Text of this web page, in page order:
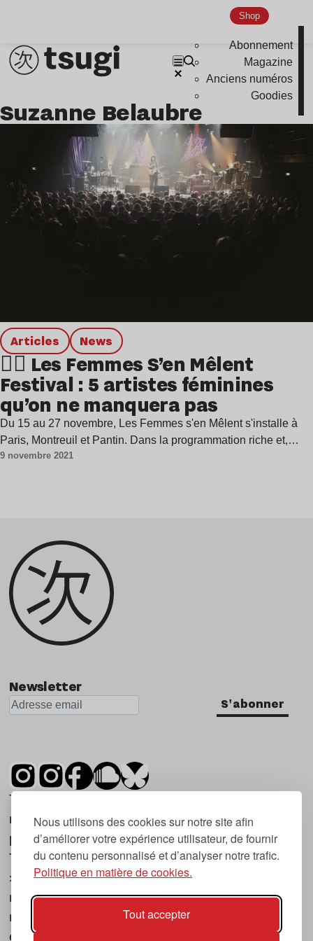
Nous utilisons des cookies sur notre site afin
d’améliorer votre expérience utilisateur, de fournir
du contenu personnalisé et d’analyser notre trafic.
Politique en matière de cookies.
Tout accepter
Shop
Abonnement
Magazine
Anciens numéros
Goodies
Suzanne Belaubre
Articles news
❤️‍🔥 Les Femmes S’en Mêlent
Festival : 5 artistes féminines
qu’on ne manquera pas
Du 15 au 27 novembre, Les Femmes s'en Mêlent s'installe à
Paris, Montreuil et Pantin. Dans la programmation riche et,…
9 novembre 2021
Newsletter
S'abonner
Tsugi est un mensuel indépendant sur la
musique et les nouvelles tendances, dont la
première parution date de 2007.
Tsugi en japonais signifie « prochain », « suivant
», ce qui correspond à la thématique du
magazine, à l’affût des nouvelles tendances
musicales, qu’elles viennent de la musique
électronique, du rock ou du hip hop, et des